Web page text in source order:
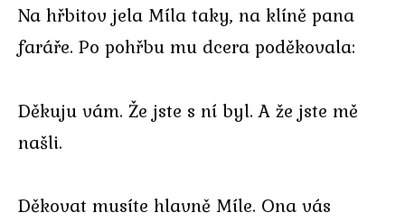
Na hřbitov jela Míla taky, na klíně pana
faráře. Po pohřbu mu dcera poděkovala:
Děkuju vám. Že jste s ní byl. A že jste mě
našli.
Děkovat musíte hlavně Míle. Ona vás